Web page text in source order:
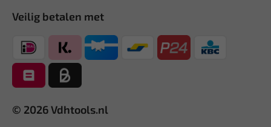
Veilig betalen met
© 2026 Vdhtools.nl